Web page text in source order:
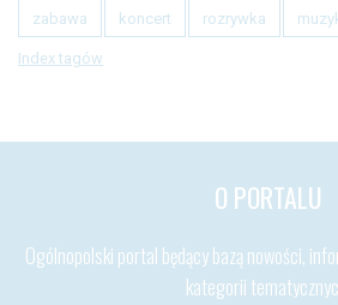
zabawa koncert rozrywka
Index tagów
O PORTALU
Ogólnopolski portal będący bazą nowości,
kategorii